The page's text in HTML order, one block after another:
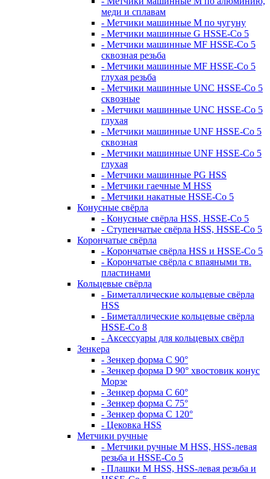
меди и сплавам
- Метчики машинные M по чугуну
- Метчики машинные G HSSE-Co 5
- Метчики машинные MF HSSE-Co 5
сквозная резьба
- Метчики машинные MF HSSE-Co 5
глухая резьба
- Метчики машинные UNC HSSE-Co 5
сквозные
- Метчики машинные UNC HSSE-Co 5
глухая
- Метчики машинные UNF HSSE-Co 5
сквозная
- Метчики машинные UNF HSSE-Co 5
глухая
- Метчики машинные PG HSS
- Метчики гаечные M HSS
- Метчики накатные HSSE-Co 5
Конусные свёрла
- Конусные свёрла HSS, HSSE-Co 5
- Ступенчатые свёрла HSS, HSSE-Co 5
Корончатые свёрла
- Корончатые свёрла HSS и HSSE-Co 5
- Корончатые свёрла с впаяными тв.
пластинами
Кольцевые свёрла
- Биметаллические кольцевые свёрла
HSS
- Биметаллические кольцевые свёрла
HSSE-Co 8
- Аксессуары для кольцевых свёрл
Зенкера
- Зенкер форма С 90°
- Зенкер форма D 90° хвостовик конус
Морзе
- Зенкер форма С 60°
- Зенкер форма С 75°
- Зенкер форма С 120°
- Цековка HSS
Метчики ручные
- Метчики ручные M HSS, HSS-левая
резьба и HSSE-Co 5
- Плашки M HSS, HSS-левая резьба и